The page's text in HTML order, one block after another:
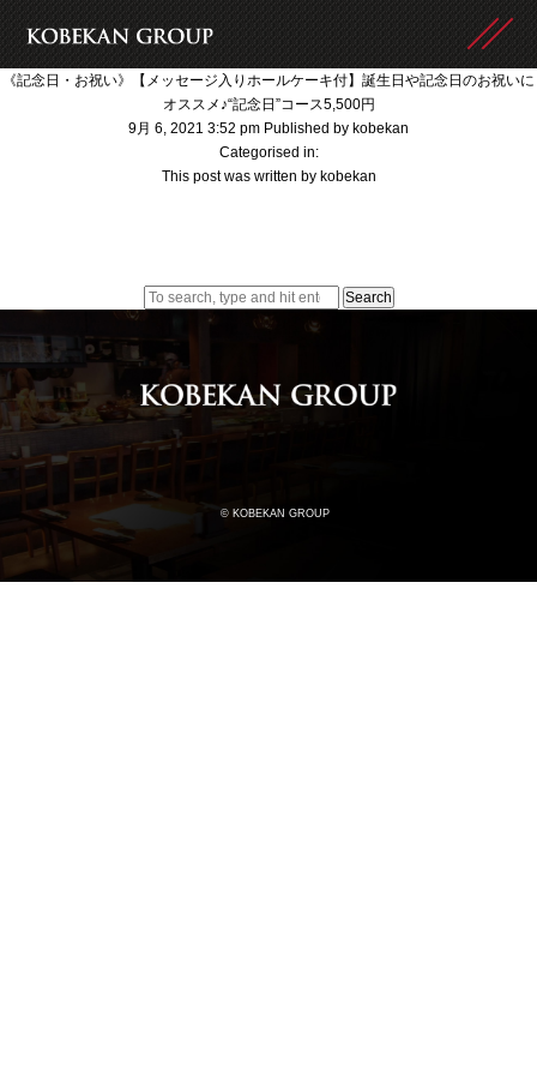
《記念日・お祝い》【メッセージ入りホールケーキ付】誕生日や記念日のお祝いに
オススメ♪“記念日”コース5,500円
9月 6, 2021 3:52 pm Published by kobekan
Categorised in:
This post was written by kobekan
Search
© KOBEKAN GROUP